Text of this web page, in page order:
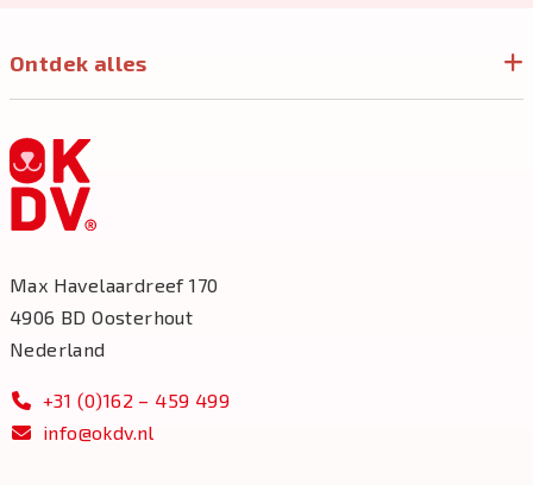
Ontdek alles
Max Havelaardreef 170
4906 BD Oosterhout
Nederland
+31 (0)162 – 459 499
info@okdv.nl